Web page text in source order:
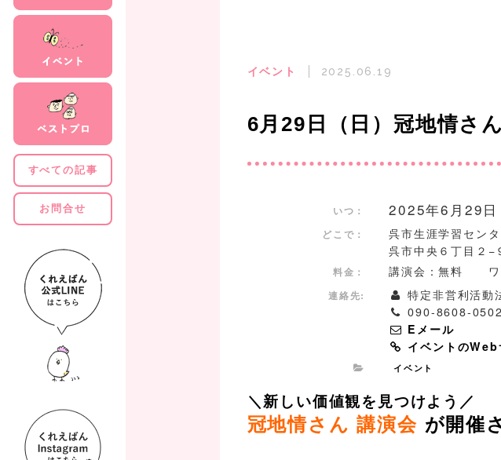
すべての記事
お問合せ
イベント 2025.06.19
6月29日（日）冠地情さ
いつ： 2025年6月29
どこで：
呉市生涯学習セン
呉市中央６丁目２−
料金： 講演会：無料 ワ
連絡先:
特定非営利活動
090-8608-0502
Eメール
イベントの
イベント
＼新しい価値観を見つけよう／
冠地情さん 講演会 が開催